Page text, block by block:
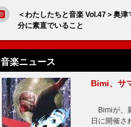
＜わたしたちと音楽 Vol.47＞奥
分に素直でいること
音楽ニュース
Bimi、サ
Bimiが、
日に開催さ